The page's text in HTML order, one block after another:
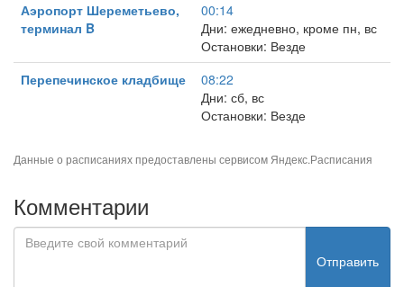
Аэропорт Шереметьево,
терминал B
00:14
Дни: ежедневно, кроме пн, вс
Остановки: Везде
Перепечинское кладбище
08:22
Дни: сб, вс
Остановки: Везде
Данные о расписаниях предоставлены сервисом Яндекс.Расписания
Комментарии
Отправить